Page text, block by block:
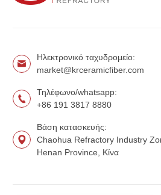
Ηλεκτρονικό ταχυδρομείο:
market@krceramicfiber.com
Τηλέφωνο/whatsapp:
+86 191 3817 8880
Βάση κατασκευής:
Chaohua Refractory Industry
Henan Province, Κίνα